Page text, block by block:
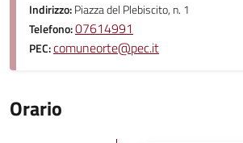
Indirizzo:Piazza del Plebiscito, n. 1
Telefono:07614991
PEC:comuneorte@pec.it
Orario